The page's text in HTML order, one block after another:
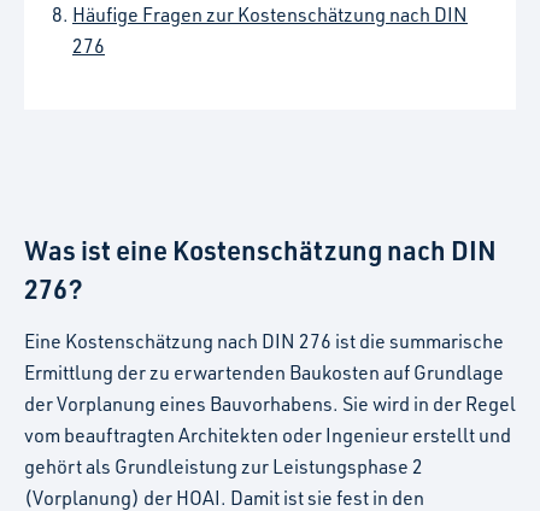
Häufige Fragen zur Kostenschätzung nach DIN
276
Was ist eine Kostenschätzung nach DIN
276?
Eine Kostenschätzung nach DIN 276 ist die summarische
Ermittlung der zu erwartenden Baukosten auf Grundlage
der Vorplanung eines Bauvorhabens. Sie wird in der Regel
vom beauftragten Architekten oder Ingenieur erstellt und
gehört als Grundleistung zur Leistungsphase 2
(Vorplanung) der HOAI. Damit ist sie fest in den